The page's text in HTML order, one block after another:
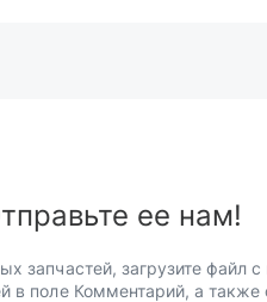
ее нам!
запчастей, загрузите файл
в поле Комментарий, а также